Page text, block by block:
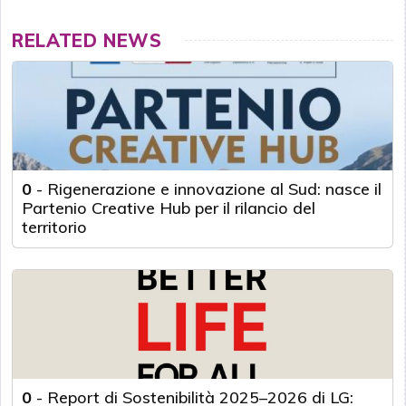
RELATED NEWS
0 - Rigenerazione e innovazione al Sud: nasce il
Partenio Creative Hub per il rilancio del
territorio
0 - Report di Sostenibilità 2025–2026 di LG: